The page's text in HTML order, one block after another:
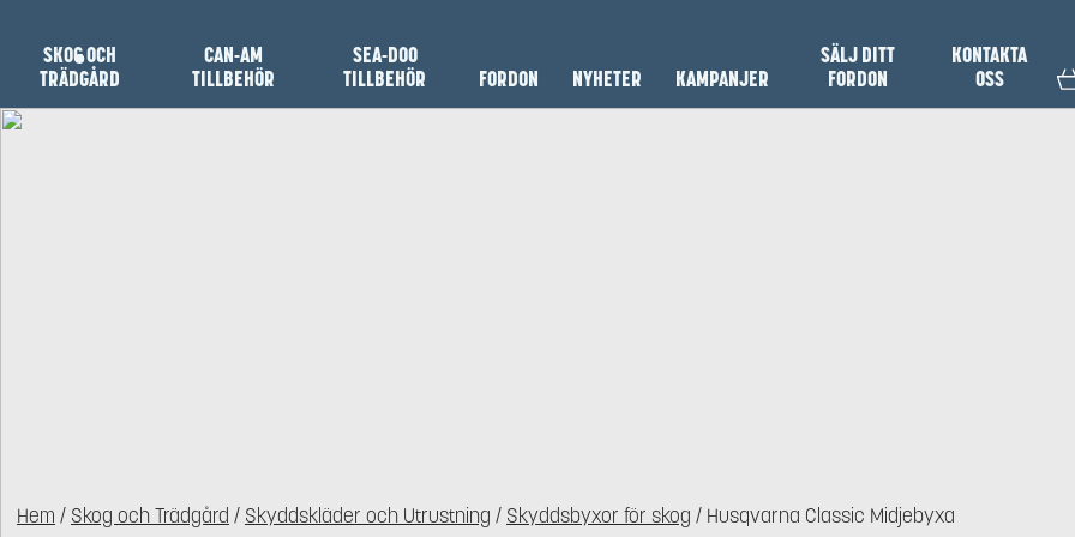
SKOG OCH
TRÄDGÅRD
CAN-AM
TILLBEHÖR
SEA-DOO
TILLBEHÖR
FORDON NYHETER KAMPANJER
SÄLJ DITT
FORDON
KONTAKTA
OSS
Hem / Skog och Trädgård / Skyddskläder och Utrustning / Skyddsbyxor för skog / Husqvarna Classic Midjebyxa